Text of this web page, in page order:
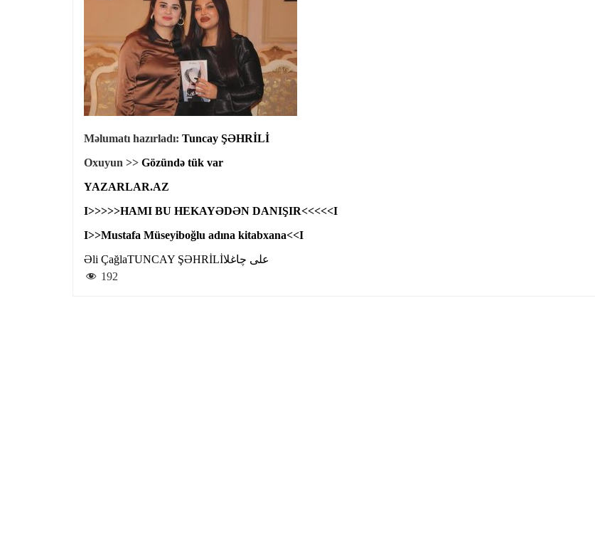
Məlumatı hazırladı: Tuncay ŞƏHRİLİ
Oxuyun >> Gözündə tük var
YAZARLAR.AZ
I>>>>>HAMI BU HEKAYƏDƏN DANIŞIR<<<<<I
I>>Mustafa Müseyiboğlu adına kitabxana<<I
Əli ÇağlaTUNCAY ŞƏHRİLİعلی چاغلا
192